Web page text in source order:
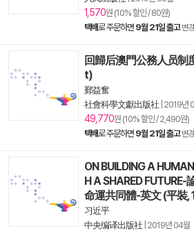
1,570원 (10% 할인 / 80원)
택배로 주문하면 9월 21일 출고 변경
回歸后澳門公務人员制
t)
鄞益奮
社會科學文獻出版社 2019년
49,770원 (10% 할인 / 2,490원)
택배로 주문하면 9월 21일 출고 변경
ON BUILDING A
H A SHARED
命運共同體-英文 (平裝,
习近平
中央编译出版社 2019년 04월